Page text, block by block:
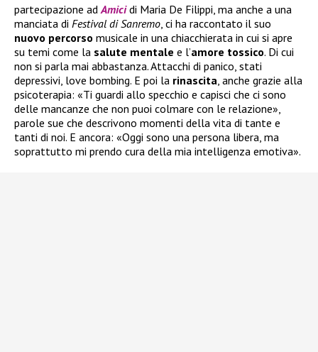
partecipazione ad Amici di Maria De Filippi, ma anche a una
manciata di Festival di Sanremo , ci ha raccontato il suo
nuovo percorso musicale in una chiacchierata in cui si apre
su temi come la salute mentale e l’amore tossico. Di cui
non si parla mai abbastanza. Attacchi di panico, stati
depressivi, love bombing. E poi la rinascita , anche grazie alla
psicoterapia: «Ti guardi allo specchio e capisci che ci sono
delle mancanze che non puoi colmare con le relazione»,
parole sue che descrivono momenti della vita di tante e
tanti di noi. E ancora: «Oggi sono una persona libera, ma
soprattutto mi prendo cura della mia intelligenza emotiva».